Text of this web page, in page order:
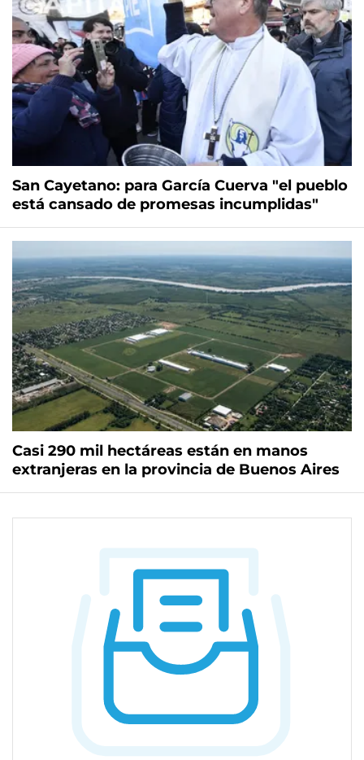
San Cayetano: para García Cuerva "el pueblo
está cansado de promesas incumplidas"
Casi 290 mil hectáreas están en manos
extranjeras en la provincia de Buenos Aires